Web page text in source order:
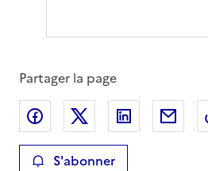
Partager la page
Partager sur Facebook
Partager sur X
Partager
S'abonner